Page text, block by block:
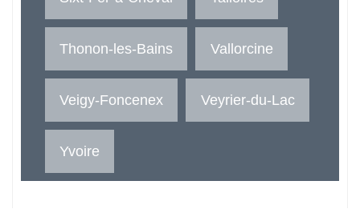
Thonon-les-Bains Vallorcine
Veigy-Foncenex Veyrier-du-Lac
Yvoire